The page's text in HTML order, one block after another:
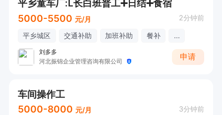
平乡童车厂:L长白班普工➕日结➕食宿
5000-5500 元/月 2分钟前
平乡城区 交通补助 加班补助 餐补 ...
刘多多
河北振锦企业管理咨询有限公司
申请
车间操作工
5000-8000 元/月 3分钟前